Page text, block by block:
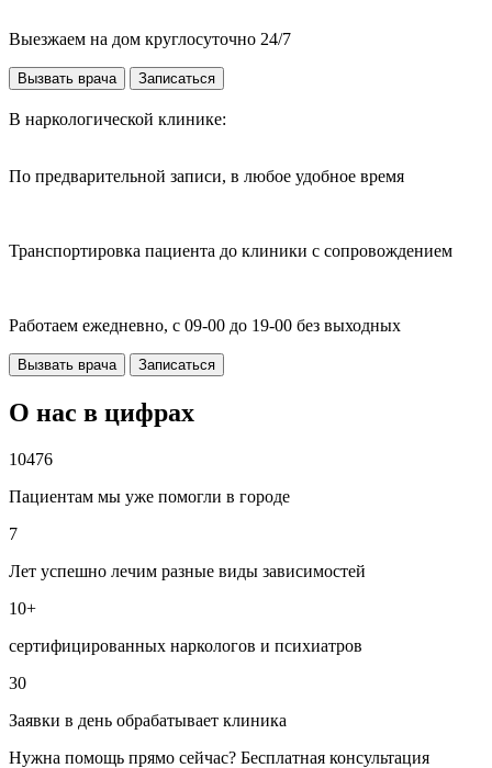
Выезжаем на дом круглосуточно 24/7
Вызвать врача Записаться
В наркологической клинике:
По предварительной записи, в любое удобное время
Транспортировка пациента до клиники с сопровождением
Работаем ежедневно, с 09-00 до 19-00 без выходных
Вызвать врача Записаться
О нас в цифрах
10476
Пациентам мы уже помогли в городе
7
Лет успешно лечим разные виды зависимостей
10+
сертифицированных наркологов и психиатров
30
Заявки в день обрабатывает клиника
Нужна помощь прямо сейчас? Бесплатная консультация